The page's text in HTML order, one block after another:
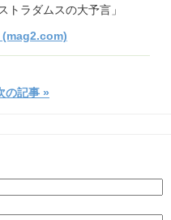
トラダムスの大予言」
(mag2.com)
の記事 »